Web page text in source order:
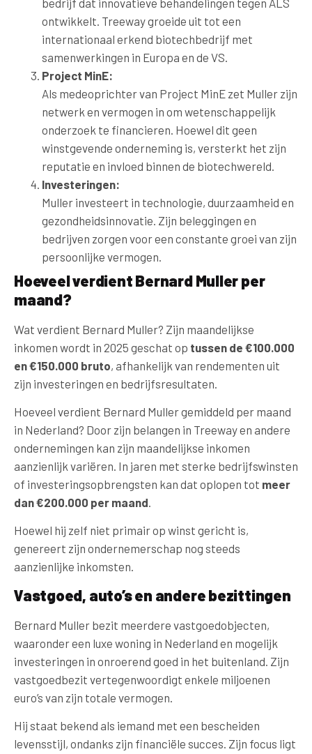
ontwikkelt. Treeway groeide uit tot een
internationaal erkend biotechbedrijf met
samenwerkingen in Europa en de VS.
Project MinE:
Als medeoprichter van Project MinE zet Muller zijn
netwerk en vermogen in om wetenschappelijk
onderzoek te financieren. Hoewel dit geen
winstgevende onderneming is, versterkt het zijn
reputatie en invloed binnen de biotechwereld.
Investeringen:
Muller investeert in technologie, duurzaamheid en
gezondheidsinnovatie. Zijn beleggingen en
bedrijven zorgen voor een constante groei van zijn
persoonlijke vermogen.
Hoeveel verdient Bernard Muller per
maand?
Wat verdient Bernard Muller? Zijn maandelijkse
inkomen wordt in 2025 geschat op tussen de €100.000
en €150.000 bruto, afhankelijk van rendementen uit
zijn investeringen en bedrijfsresultaten.
Hoeveel verdient Bernard Muller gemiddeld per maand
in Nederland? Door zijn belangen in Treeway en andere
ondernemingen kan zijn maandelijkse inkomen
aanzienlijk variëren. In jaren met sterke bedrijfswinsten
of investeringsopbrengsten kan dat oplopen tot meer
dan €200.000 per maand
Hoewel hij zelf niet primair op winst gericht is,
genereert zijn ondernemerschap nog steeds
aanzienlijke inkomsten.
Vastgoed, auto’s en andere bezittingen
Bernard Muller bezit meerdere vastgoedobjecten,
waaronder een luxe woning in Nederland en mogelijk
investeringen in onroerend goed in het buitenland. Zijn
vastgoedbezit vertegenwoordigt enkele miljoenen
euro’s van zijn totale vermogen.
Hij staat bekend als iemand met een bescheiden
levensstijl, ondanks zijn financiële succes. Zijn focus ligt